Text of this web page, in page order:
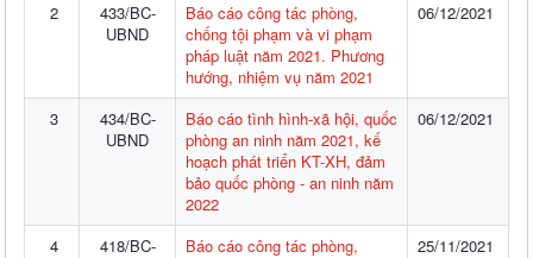
2
433/BC-
UBND
Báo cáo công tác phòng,
chống tội phạm và vi phạm
pháp luật năm 2021. Phương
hướng, nhiệm vụ năm 2021
06/12/2021
3
434/BC-
UBND
Báo cáo tình hình-xã hội, quốc
phòng an ninh năm 2021, kế
hoạch phát triển KT-XH, đảm
bảo quốc phòng - an ninh năm
2022
06/12/2021
4
418/BC-
Báo cáo công tác phòng,
25/11/2021